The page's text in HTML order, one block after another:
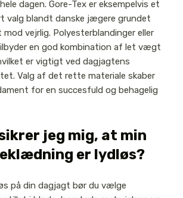
dagen. Gore-Tex er eksempelvis et
valg blandt danske jægere grundet
vejrlig. Polyesterblandinger eller
en god kombination af let vægt
er vigtigt ved dagjagtens
Valg af det rette materiale skaber
for en succesfuld og behagelig
jeg mig, at min
er lydløs?
på din dagjagt bør du vælge